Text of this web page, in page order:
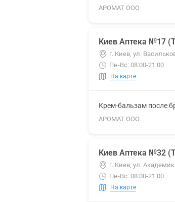
АРОМАТ ООО
Киев Аптека №17
г. Киев, ул.
Пн-Вс: 08:00-21:00
На карте
Крем-бальзам после
АРОМАТ ООО
Киев Аптека №32
г. Киев, ул.
Пн-Вс: 08:00-21:00
На карте